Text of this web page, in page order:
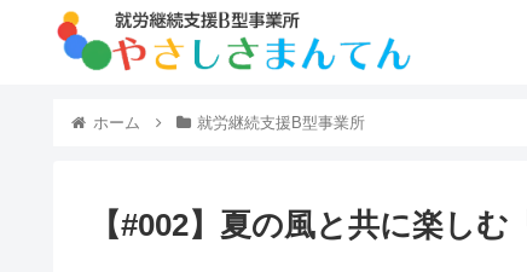
ホーム 就労継続支援B型事業所
【#002】夏の風と共に楽し